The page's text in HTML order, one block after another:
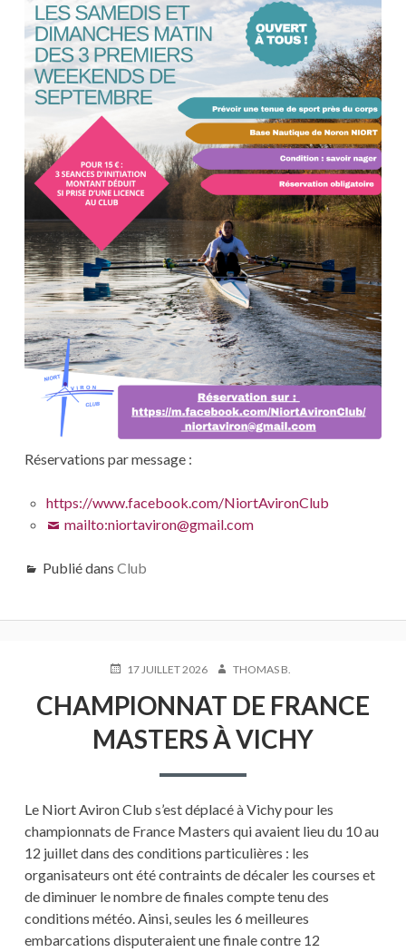
Réservations par message :
https://www.facebook.com/NiortAvironClub
mailto:niortaviron@gmail.com
Publié dans Club
PUBLIÉ17 JUILLET 2026 AUTEUR
THOMAS B.
CHAMPIONNAT DE FRANCE
MASTERS À VICHY
Le Niort Aviron Club s’est déplacé à Vichy pour les
championnats de France Masters qui avaient lieu du 10 au
12 juillet dans des conditions particulières : les
organisateurs ont été contraints de décaler les courses et
de diminuer le nombre de finales compte tenu des
conditions météo. Ainsi, seules les 6 meilleures
embarcations disputeraient une finale contre 12